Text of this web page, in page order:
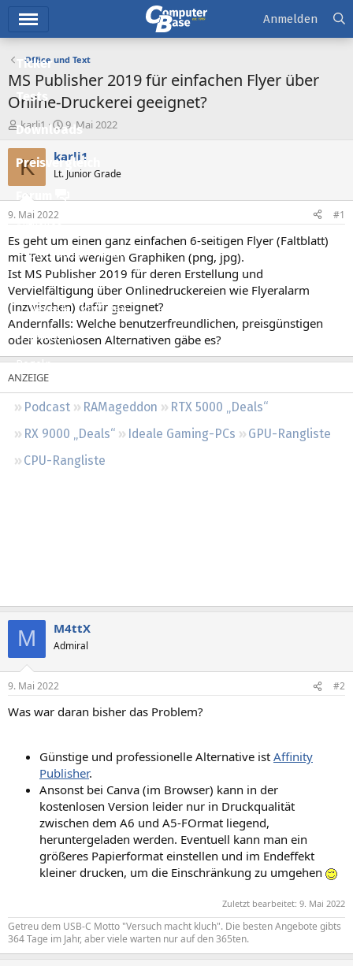
Ticker
Tests
Downloads
Preisvergleich
Forum
Aktuelles
Empfohlene Inhalte
Neue Beiträge
Neueste Aktivitäten
Leserartikel
Regeln
Podcast RAMageddon
RTX 5000 „Deals“
RX 9000 „Deals“
Ideale Gaming-PCs
GPU-Rangliste
CPU-Rangliste
Anmelden
Office und Text
MS Publisher 2019 für einfachen Flyer über
Online-Druckerei geeignet?
E
r
s
t
l
e
karli1
E
r
s
e
t
a
m
9. Mai 2022
K karli1
Lt. Junior Grade
9. Mai 2022 #1
Es geht um einen ganz einfachen 6-seitigen Flyer (Faltblatt)
mit Text und wenigen Graphiken (png, jpg).
Ist MS Publisher 2019 für deren Erstellung und
Vervielfältigung über Onlinedruckereien wie Flyeralarm
(inzwischen) dafür geeignet?
Andernfalls: Welche benutzerfreundlichen, preisgünstigen
oder kostenlosen Alternativen gäbe es?
M M4ttX
Admiral
9. Mai 2022 #2
Was war daran bisher das Problem?
Günstige und professionelle Alternative ist Affinity
Publisher.
Ansonst bei Canva (im Browser) kann in der
kostenlosen Version leider nur in Druckqualität
zwischen dem A6 und A5-FOrmat liegend,
heruntergeladen werden. Eventuell kann man ein
größeres Papierformat einstellen und im Endeffekt
kleiner drucken, um die Einschränkung zu umgehen
Zuletzt bearbeitet: 9. Mai 2022
Getreu dem USB-C Motto "Versuch macht kluch". Die besten Angebote gibts
364 Tage im Jahr, aber viele warten nur auf den 365ten.